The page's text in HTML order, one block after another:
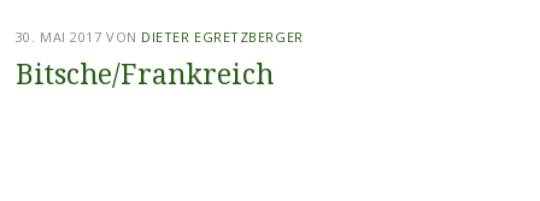
30. MAI 2017 VON DIETER EGRETZBERGER
Bitsche/Frankreich